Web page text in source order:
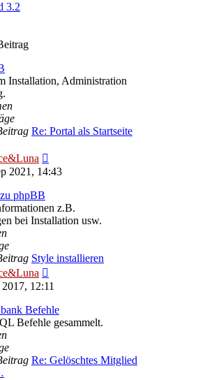
3.2
Installation, Administration
Re: Portal als Startseite
Beitrag
2021, 14:43
phpBB
z.B.
bei Installation usw.
Style installieren
Beitrag
12:11
Befehle
Befehle gesammelt.
Re: Gelöschtes Mitglied